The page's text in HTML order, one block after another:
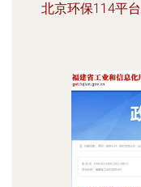
北京环保114平